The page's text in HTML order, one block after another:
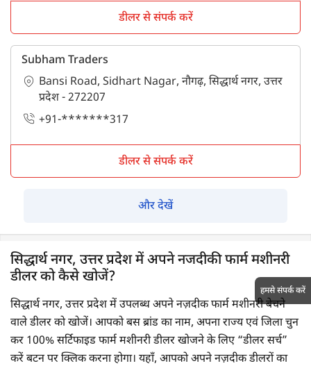
डीलर से संपर्क करें
Subham Traders
Bansi Road, Sidhart Nagar, नौगढ़, सिद्धार्थ नगर, उत्तर
प्रदेश - 272207
+91-*******317
डीलर से संपर्क करें
और देखें
सिद्धार्थ नगर, उत्तर प्रदेश में अपने नजदीकी फार्म मशीनरी
डीलर को कैसे खोजें?
सिद्धार्थ नगर, उत्तर प्रदेश में उपलब्ध अपने नज़दीक फार्म मशीनरी बेचने
वाले डीलर को खोजें। आपको बस ब्रांड का नाम, अपना राज्य एवं जिला चुन
कर 100% सर्टिफाइड फार्म मशीनरी डीलर खोजने के लिए “डीलर सर्च”
करें बटन पर क्लिक करना होगा। यहाँ, आपको अपने नज़दीक डीलरों का
हमसे संपर्क करें